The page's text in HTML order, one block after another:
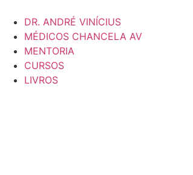
DR. ANDRÉ VINÍCIUS
MÉDICOS CHANCELA AV
MENTORIA
CURSOS
LIVROS